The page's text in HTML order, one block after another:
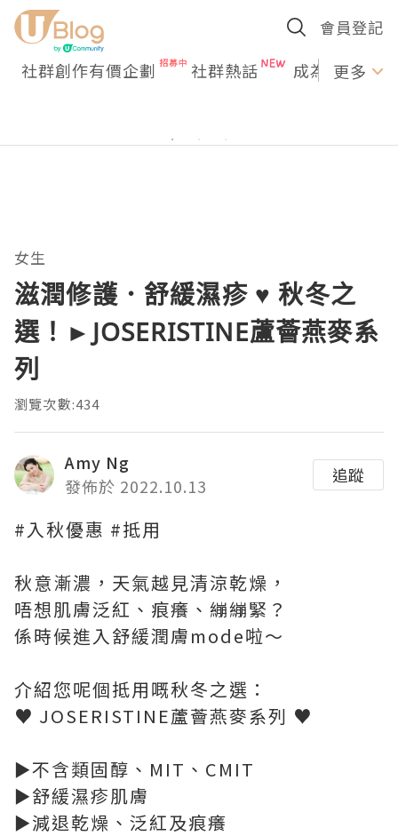
會員登記
社群創作有價企劃 社群熱話 成為U更多
女生
滋潤修護．舒緩濕疹 ♥ 秋冬之
選！►JOSERISTINE蘆薈燕麥系
列
瀏覽次數:434
Amy Ng
發佈於 2022.10.13
追蹤
#入秋優惠 #抵用
秋意漸濃，天氣越見清涼乾燥，
唔想肌膚泛紅、痕癢、繃繃緊？
係時候進入舒緩潤膚mode啦～
介紹您呢個抵用嘅秋冬之選：
♥ JOSERISTINE蘆薈燕麥系列 ♥
►不含類固醇、MIT、CMIT
►舒緩濕疹肌膚
►減退乾燥、泛紅及痕癢